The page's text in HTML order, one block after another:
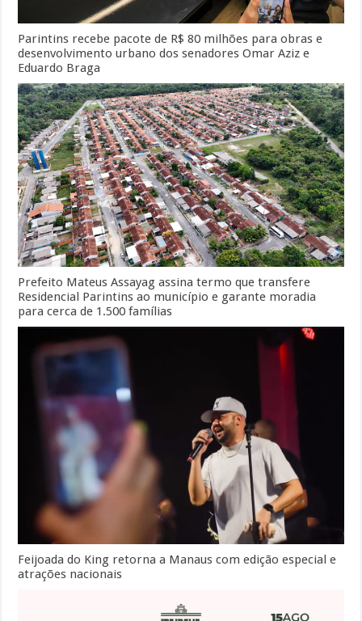
Parintins recebe pacote de R$ 80 milhões para obras e
desenvolvimento urbano dos senadores Omar Aziz e
Eduardo Braga
Prefeito Mateus Assayag assina termo que transfere
Residencial Parintins ao município e garante moradia
para cerca de 1.500 famílias
Feijoada do King retorna a Manaus com edição especial e
atrações nacionais